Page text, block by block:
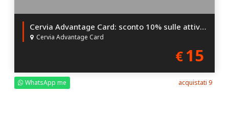
Cervia Advantage Card: sconto 10% sulle attività Convenzionate
Cervia Advantage Card
€15
WhatsApp me acquistati 9